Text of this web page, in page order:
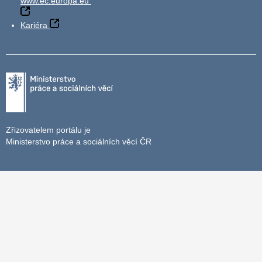
Kariéra
Zřizovatelem portálu je
Ministerstvo práce a sociálních věcí ČR